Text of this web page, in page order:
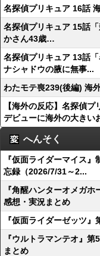
名探偵プリキュア 16話
名探偵プリキュア 15話
かさん43歳…
名探偵プリキュア 13話
ナシャドウの腋に無事...
わたモテ喪239(後編) 海
【海外の反応】名探偵
デビューに海外の大きい
へんそく
『仮面ライダーマイス
忘録（2026/7/31～2...
『角醒ハンターオメガ
感想・実況まとめ
『仮面ライダーゼッツ
『ウルトラマンテオ』
まとめ